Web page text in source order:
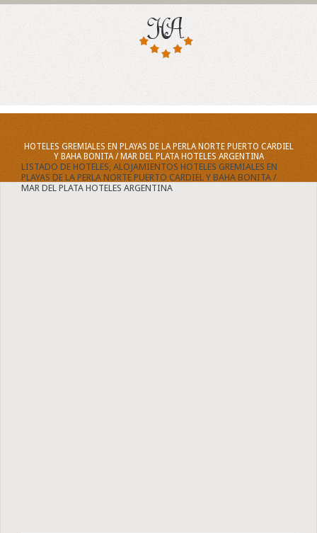
HOTELES GREMIALES EN PLAYAS DE LA PERLA NORTE PUERTO CARDIEL
Y BAHA BONITA / MAR DEL PLATA HOTELES ARGENTINA
LISTADO DE HOTELES, ALOJAMIENTOS HOTELES GREMIALES EN
PLAYAS DE LA PERLA NORTE PUERTO CARDIEL Y BAHA BONITA /
MAR DEL PLATA HOTELES ARGENTINA